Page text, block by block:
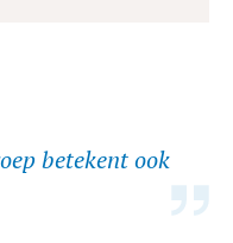
betekent ook